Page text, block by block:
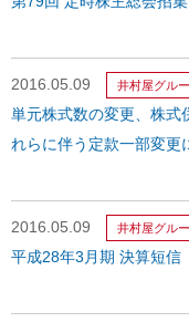
2016.05.09 井村屋グル
単元株式数の変更、株式
れらに伴う定款一部変更
2016.05.09 井村屋グル
平成28年3月期 決算短信